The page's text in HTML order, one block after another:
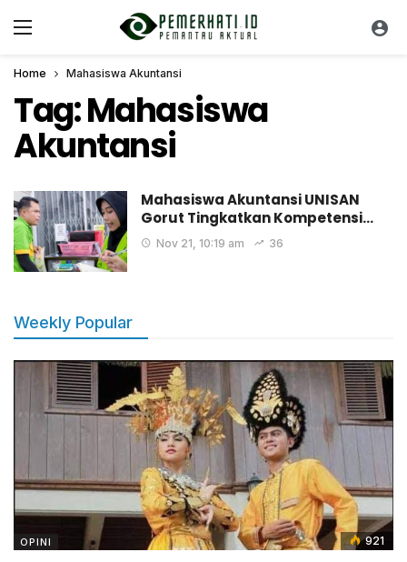
Home Mahasiswa Akuntansi
Tag:Mahasiswa
Akuntansi
Mahasiswa Akuntansi UNISAN
Gorut Tingkatkan Kompetensi…
Nov 21, 10:19 am 36
Weekly Popular
OPINI 921